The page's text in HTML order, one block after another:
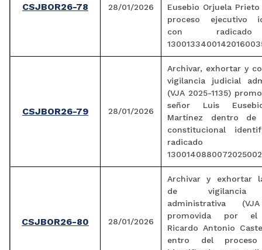
CSJBOR26-78 28/01/2026
Eusebio Orjuela
proceso ejecutivo
con
CSJBOR26-79 28/01/2026
Archivar, exhortar y
vigilancia judicial
(VJA 2025-1135)
señor Luis
Martínez dentro de
constitucional
radicado
CSJBOR26-80 28/01/2026
Archivar y exhortar
de vigilancia
administrativa
promovida por el
Ricardo Antonio
entro del proceso